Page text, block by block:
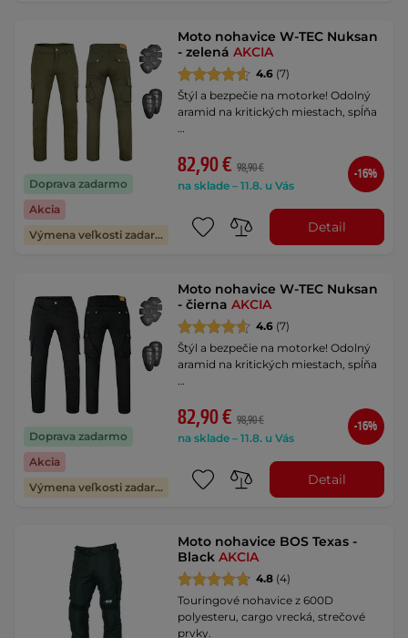
Doprava zadarmo
Akcia
Výmena veľkosti zadarmo
Moto nohavice W-TEC Nuksan
- zelenáAKCIA
4.6 (7)
Štýl a bezpečie na motorke! Odolný
aramid na kritických miestach, spĺňa
82,90 € 98,90 €
na sklade – 11.8. u Vás
-16%
Detail
Doprava zadarmo
Akcia
Výmena veľkosti zadarmo
Moto nohavice W-TEC Nuksan
- čiernaAKCIA
4.6 (7)
Štýl a bezpečie na motorke! Odolný
aramid na kritických miestach, spĺňa
…
82,90 € 98,90 €
na sklade – 11.8. u Vás
-16%
Detail
Moto nohavice BOS Texas -
BlackAKCIA
4.8 (4)
Touringové nohavice z 600D
polyesteru, cargo vrecká, strečové
prvky.